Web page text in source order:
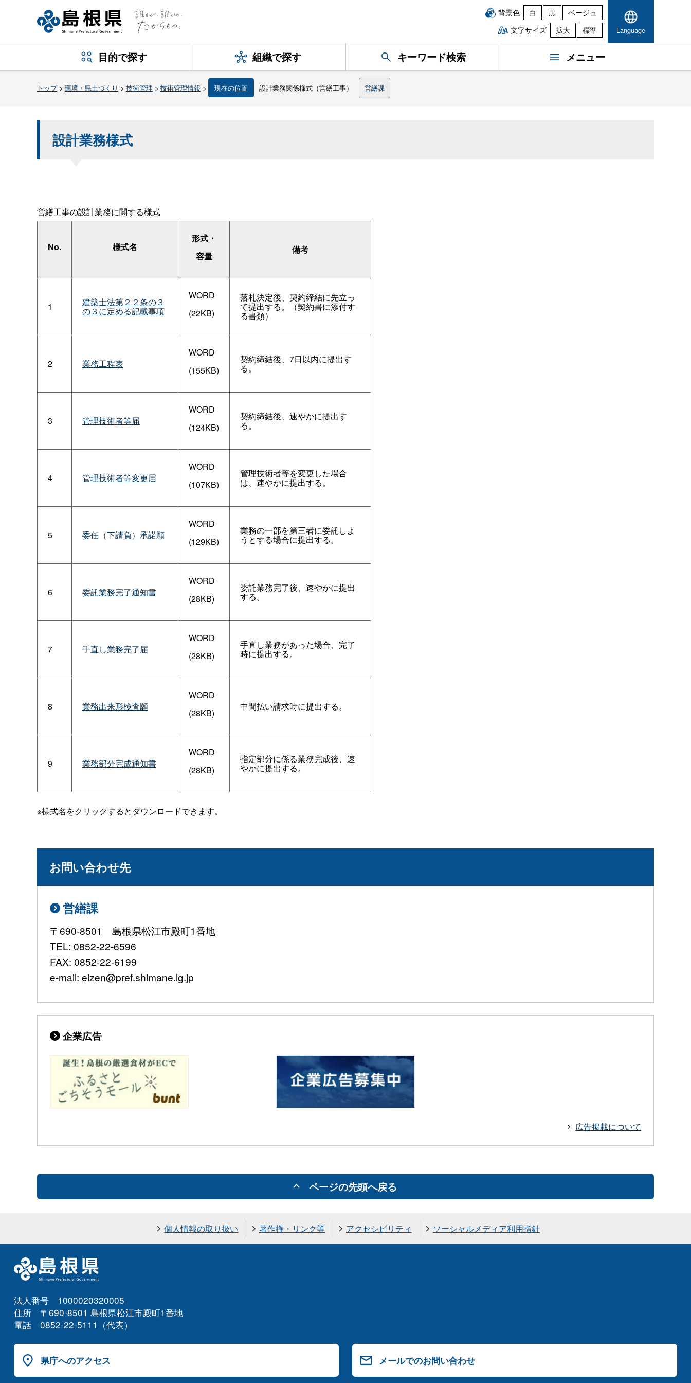
背景色 白 黒
ベージュ
文字サイズ
拡大 標準 Language
目的で探す 組織で探す キーワード検索 メニュー
トップ> 環境・県土づくり > 技術管理 > 技術管理情報 > 現在の位置 設計業務関係様式（営繕工事） 営繕課
設計業務様式
営繕工事の設計業務に関する様式
No. 様式名
形式・
容量
備考
1 建築士法第２２条の３
の３に定める記載事項
WORD
(22KB)
落札決定後、契約締結に先立っ
て提出する。（契約書に添付す
る書類）
2 業務工程表
WORD
(155KB)
契約締結後、7日以内に提出す
る。
3 管理技術者等届
WORD
(124KB)
契約締結後、速やかに提出す
る。
4 管理技術者等変更届
WORD
(107KB)
管理技術者等を変更した場合
は、速やかに提出する。
5 委任（下請負）承諾願
WORD
(129KB)
業務の一部を第三者に委託しよ
うとする場合に提出する。
6 委託業務完了通知書
WORD
(28KB)
委託業務完了後、速やかに提出
する。
7 手直し業務完了届
WORD
(28KB)
手直し業務があった場合、完了
時に提出する。
8 業務出来形検査願
WORD
(28KB)
中間払い請求時に提出する。
9 業務部分完成通知書
WORD
(28KB)
指定部分に係る業務完成後、速
やかに提出する。
※様式名をクリックするとダウンロードできます。
お問い合わせ先
営繕課
〒690-8501 島根県松江市殿町1番地
TEL: 0852-22-6596
FAX: 0852-22-6199
e-mail: eizen@pref.shimane.lg.jp
企業広告
広告掲載について
ページの先頭へ戻る
個人情報の取り扱い 著作権・リンク等 アクセシビリティ ソーシャルメディア利用指針
法人番号 1000020320005
住所 〒690-8501 島根県松江市殿町1番地
電話 0852-22-5111（代表）
県庁へのアクセス メールでのお問い合わせ